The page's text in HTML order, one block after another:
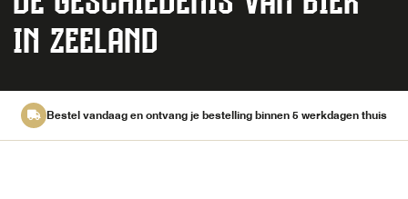
IN ZEELAND
Bestel vandaag en ontvang je bestelling binnen 5 werkdagen thuis